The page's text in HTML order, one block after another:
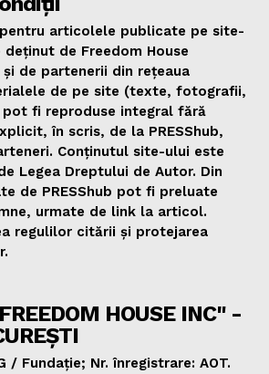
articolele publicate pe site-
deținut de Freedom House
și de partenerii din rețeaua
de pe site (texte, fotografii,
pot fi reproduse integral fără
în scris, de la PRESShub,
Conținutul site-ului este
Legea Dreptului de Autor. Din
de PRESShub pot fi preluate
urmate de link la articol.
regulilor citării și protejarea
HOUSE INC" -
/ Fundație; Nr. înregistrare: AOT.